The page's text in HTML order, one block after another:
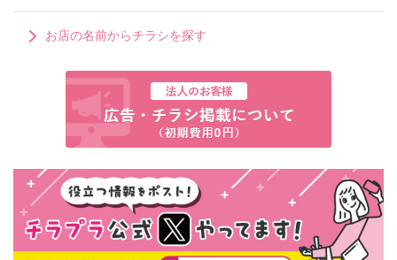
お店の名前からチラシを探す